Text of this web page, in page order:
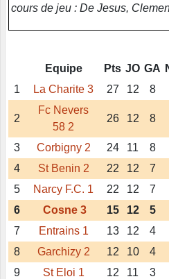
cours de jeu : De Jesus,
Equipe Pts JO GA
1
La Charite 3 27 12 8
2
Fc Nevers
58 2
26 12 8
3 Corbigny 2 24 11 8
4
St Benin 2 22 12 7
5
Narcy F.C. 1 22 12 7
6
Cosne 3 15 12 5
7
Entrains 1 13 12 4
8
Garchizy 2 12 10 4
9
St Eloi 1 12 11 3